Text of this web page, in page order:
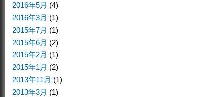
2016年5月 (4)
2016年3月 (1)
2015年7月 (1)
2015年6月 (2)
2015年2月 (1)
2015年1月 (2)
2013年11月 (1)
2013年3月 (1)